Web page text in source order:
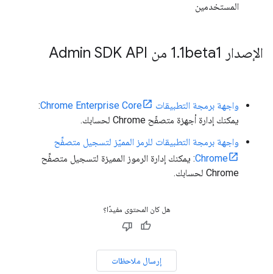
المستخدمين
الإصدار 1 .1beta1 من Admin SDK API
واجهة برمجة التطبيقات Chrome Enterprise Core
:
يمكنك إدارة أجهزة متصفّح Chrome لحسابك.
واجهة برمجة التطبيقات للرمز المميّز لتسجيل متصفِّح
Chrome: يمكنك إدارة الرموز المميزة لتسجيل متصفِّح
Chrome لحسابك.
هل كان المحتوى مفيدًا؟
إرسال ملاحظات